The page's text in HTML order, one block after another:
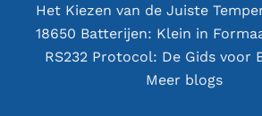
RS232 Protocol: De Gids voor
Meer blogs